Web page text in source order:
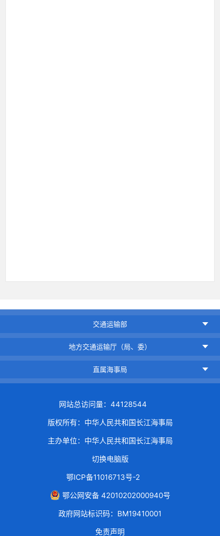
交通运输部
地方交通运输厅（局、委）
直属海事局
网站总访问量：44128544
版权所有：中华人民共和国长江海事局
主办单位：中华人民共和国长江海事局
切换电脑版
鄂ICP备11016713号-2
鄂公网安备 42010202000940号
政府网站标识码：BM19410001
免责声明